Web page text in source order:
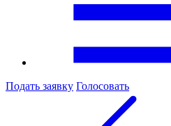
Подать заявку Голосовать